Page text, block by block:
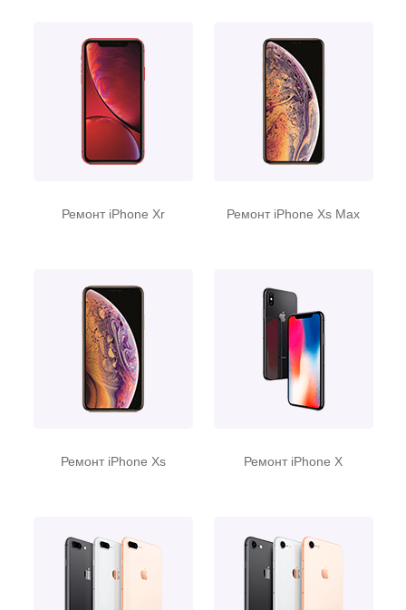
Ремонт iPhone Xr Ремонт iPhone Xs Max
Ремонт iPhone Xs Ремонт iPhone X